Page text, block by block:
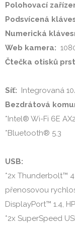
Polohovací
Podsvícená
Numerická
Web kamera:
Čtečka otisků
Síť:
Bezdrátová
*Intel® Wi-Fi 6E
*Bluetooth® 5.3
USB:
*2x Thunderbolt™
přenosovou
DisplayPort™ 1.4,
*2x SuperSpeed